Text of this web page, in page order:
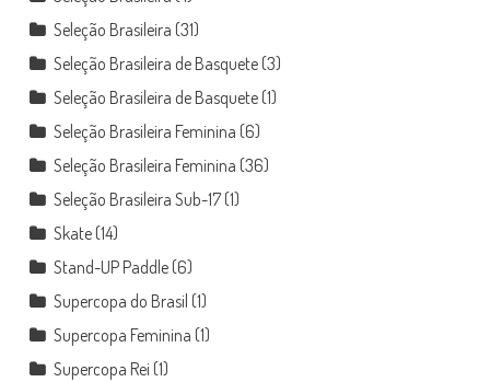
Seleção Brasileira (31)
Seleção Brasileira de Basquete(3)
Seleção Brasileira de Basquete(1)
Seleção Brasileira Feminina (6)
Seleção Brasileira Feminina (36)
Seleção Brasileira Sub-17(1)
Skate(14)
Stand-UP Paddle(6)
Supercopa do Brasil (1)
Supercopa Feminina (1)
Supercopa Rei (1)